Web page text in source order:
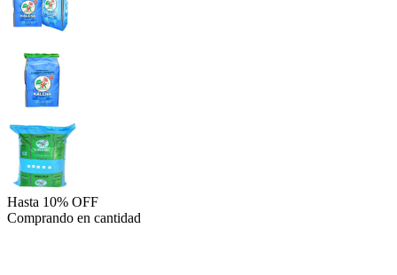
Hasta 10% OFF
Comprando en cantidad